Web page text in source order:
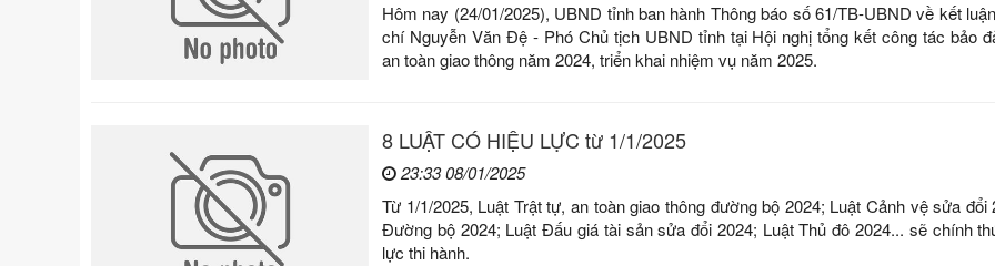
Hôm nay (24/01/2025), UBND tỉnh ban hành Thông báo số 61/TB-UBND về kết
chí Nguyễn Văn Đệ - Phó Chủ tịch UBND tỉnh tại Hội nghị tổng kết công tác bảo
an toàn giao thông năm 2024, triển khai nhiệm vụ năm 2025.
8 LUẬT CÓ HIỆU LỰC từ 1/1/2025
23:33 08/01/2025
Từ 1/1/2025, Luật Trật tự, an toàn giao thông đường bộ 2024; Luật Cảnh vệ sửa đổi
Đường bộ 2024; Luật Đấu giá tài sản sửa đổi 2024; Luật Thủ đô 2024... sẽ chính
lực thi hành.